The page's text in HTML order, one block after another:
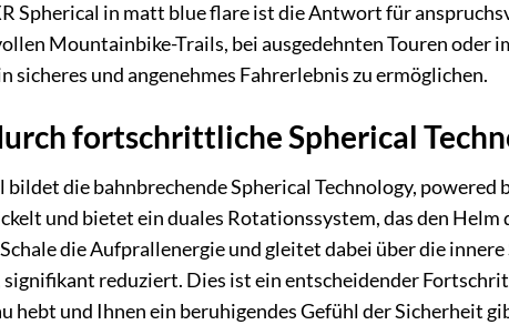
Spherical in matt blue flare ist die Antwort für
Mountainbike-Trails, bei ausgedehnten Touren oder
sicheres und angenehmes Fahrerlebnis zu ermöglichen.
fortschrittliche Spherical
bildet die bahnbrechende Spherical Technology, powered
und bietet ein duales Rotationssystem, das den
die Aufprallenergie und gleitet dabei über die
reduziert. Dies ist ein entscheidender
hebt und Ihnen ein beruhigendes Gefühl der Sicherheit